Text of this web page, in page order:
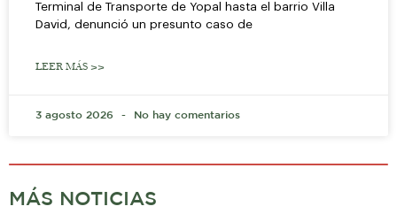
Terminal de Transporte de Yopal hasta el barrio Villa
David, denunció un presunto caso de
LEER MÁS >>
3 agosto 2026 No hay comentarios
MÁS NOTICIAS